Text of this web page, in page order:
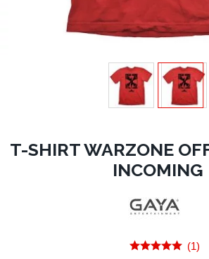
T-SHIRT WARZONE
INCOMING
(1)